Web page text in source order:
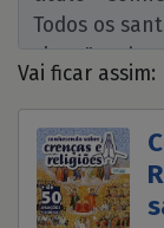
Vai ficar assim: